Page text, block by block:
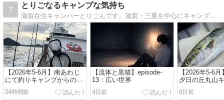
7
とりごなるキャンプな気持ち
滋賀在住キャンパーとりごんです。滋賀・三重を中心にキャンプ場を巡ります。福井でのキス釣り・明石でのジギング中心の釣果レポも紹介しています。
【2026年5‐6月】南あわじ
にて釣りキャンプからのタ
イラバ・ジギング出船
24時間前
【流体と黒猫】episode-
13：広い世界
4日前
【2026年5‐6
夕日の丘丸山
て、釣りキャ
8日前